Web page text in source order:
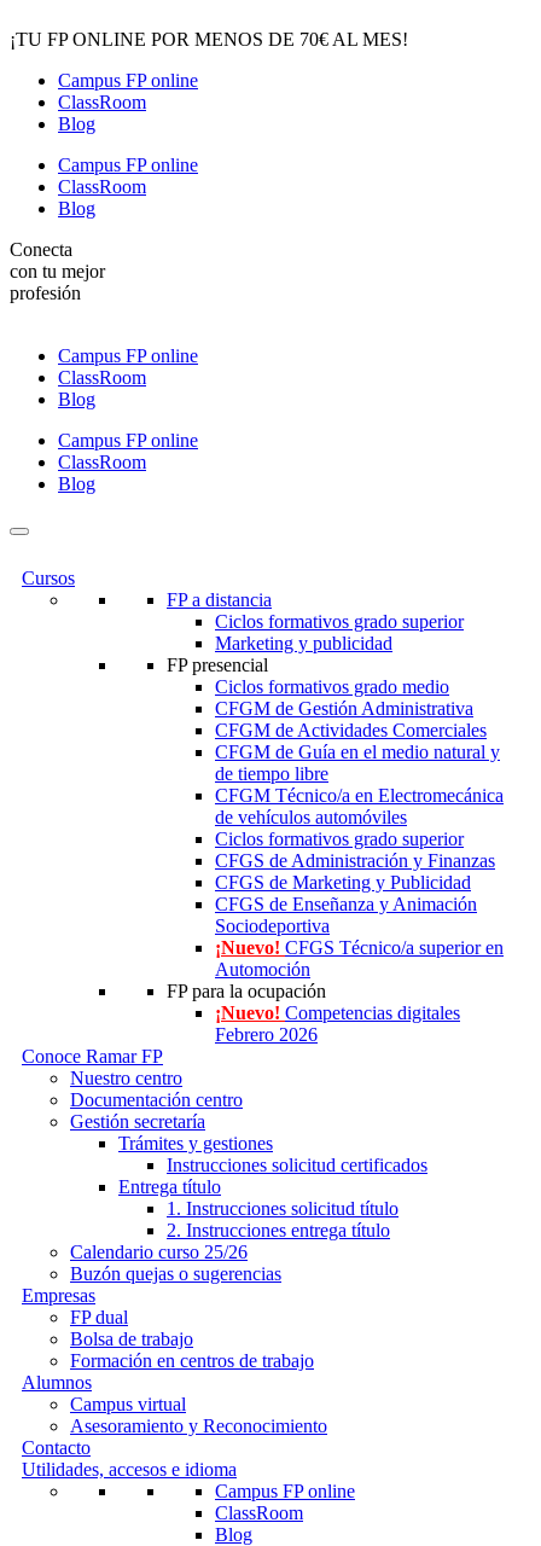
¡TU FP ONLINE POR MENOS DE 70€ AL MES!
Campus FP online
ClassRoom
Blog
Campus FP online
ClassRoom
Blog
Conecta
con tu mejor
profesión
Campus FP online
ClassRoom
Blog
Campus FP online
ClassRoom
Blog
Cursos
FP a distancia
Ciclos formativos grado superior
Marketing y publicidad
FP presencial
Ciclos formativos grado medio
CFGM de Gestión Administrativa
CFGM de Actividades Comerciales
CFGM de Guía en el medio natural y
de tiempo libre
CFGM Técnico/a en Electromecánica
de vehículos automóviles
Ciclos formativos grado superior
CFGS de Administración y Finanzas
CFGS de Marketing y Publicidad
CFGS de Enseñanza y Animación
Sociodeportiva
¡Nuevo! CFGS Técnico/a superior en
Automoción
FP para la ocupación
¡Nuevo! Competencias digitales
Febrero 2026
Conoce Ramar FP
Nuestro centro
Documentación centro
Gestión secretaría
Trámites y gestiones
Instrucciones solicitud certificados
Entrega título
1. Instrucciones solicitud título
2. Instrucciones entrega título
Calendario curso 25/26
Buzón quejas o sugerencias
Empresas
FP dual
Bolsa de trabajo
Formación en centros de trabajo
Alumnos
Campus virtual
Asesoramiento y Reconocimiento
Contacto
Utilidades, accesos e idioma
Campus FP online
ClassRoom
Blog